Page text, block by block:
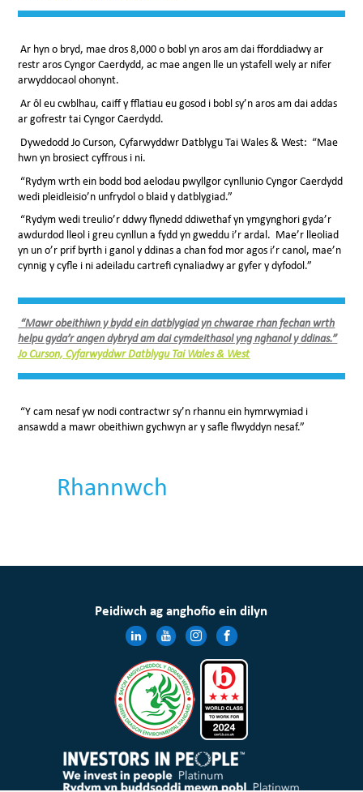
Ar hyn o bryd, mae dros 8,000 o bobl yn aros am dai fforddiadwy ar
restr aros Cyngor Caerdydd, ac mae angen lle un ystafell wely ar nifer
arwyddocaol ohonynt.
Ar ôl eu cwblhau, caiff y fflatiau eu gosod i bobl sy’n aros am dai addas
ar gofrestr tai Cyngor Caerdydd.
Dywedodd Jo Curson, Cyfarwyddwr Datblygu Tai Wales & West: “Mae
hwn yn brosiect cyffrous i ni.
“Rydym wrth ein bodd bod aelodau pwyllgor cynllunio Cyngor Caerdydd
wedi pleidleisio’n unfrydol o blaid y datblygiad.”
“Rydym wedi treulio’r ddwy flynedd ddiwethaf yn ymgynghori gyda’r
awdurdod lleol i greu cynllun a fydd yn gweddu i’r ardal. Mae’r lleoliad
yn un o’r prif byrth i ganol y ddinas a chan fod mor agos i’r canol, mae’n
cynnig y cyfle i ni adeiladu cartrefi cynaliadwy ar gyfer y dyfodol.”
“Mawr obeithiwn y bydd ein datblygiad yn chwarae rhan fechan wrth
helpu gyda’r angen dybryd am dai cymdeithasol yng nghanol y ddinas.”
Jo Curson, Cyfarwyddwr Datblygu Tai Wales & West
“Y cam nesaf yw nodi contractwr sy’n rhannu ein hymrwymiad i
ansawdd a mawr obeithiwn gychwyn ar y safle flwyddyn nesaf.”
Rhannwch
Peidiwch ag anghofio ein dilyn